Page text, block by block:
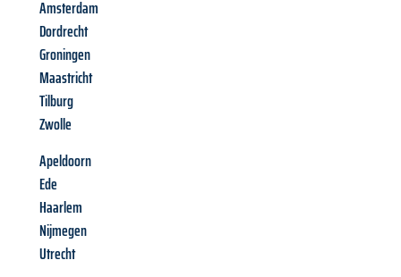
Amsterdam
Dordrecht
Groningen
Maastricht
Tilburg
Zwolle
Apeldoorn
Ede
Haarlem
Nijmegen
Utrecht